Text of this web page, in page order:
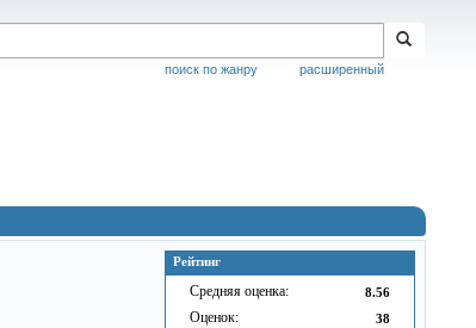
расширенный
поиск по жанру
Рейтинг
Средняя оценка: 8.56
Оценок: 38